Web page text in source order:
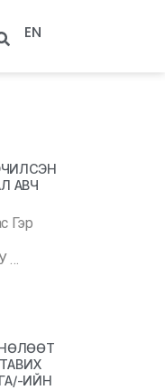
EN
АВЧ
Гэр
…
ИЙН